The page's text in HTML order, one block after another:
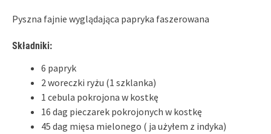
Pyszna fajnie wyglądająca papryka faszerowana
Składniki:
6 papryk
2 woreczki ryżu (1 szklanka)
1 cebula pokrojona w kostkę
16 dag pieczarek pokrojonych w kostkę
45 dag mięsa mielonego ( ja użyłem z indyka)